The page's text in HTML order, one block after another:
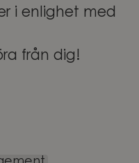
i enlighet med
från dig!